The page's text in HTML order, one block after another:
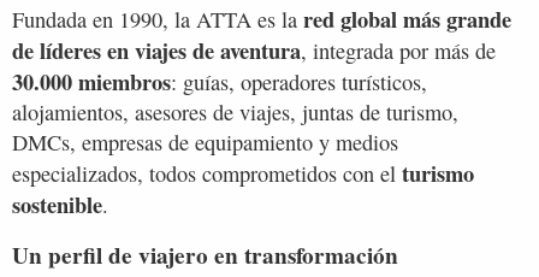
Fundada en 1990, la ATTA es la red global más grande
de líderes en viajes de aventura, integrada por más de
30.000 miembros: guías, operadores turísticos,
alojamientos, asesores de viajes, juntas de turismo,
DMCs, empresas de equipamiento y medios
especializados, todos comprometidos con el turismo
sostenible.
Un perfil de viajero en transformación